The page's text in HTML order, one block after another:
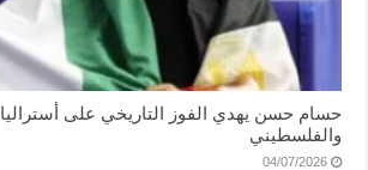
حسام حسن يهدي الفوز التاريخي على
والفلسطيني
04/07/2026